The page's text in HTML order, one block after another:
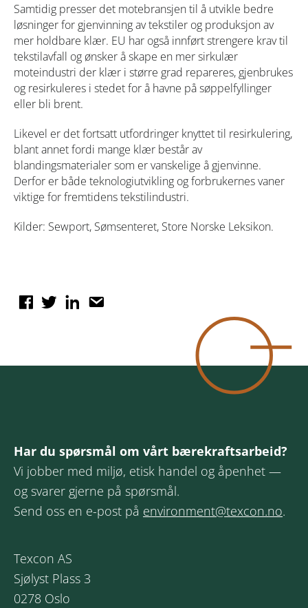
Samtidig presser det motebransjen til å utvikle bedre
løsninger for gjenvinning av tekstiler og produksjon av
mer holdbare klær. EU har også innført strengere krav til
tekstilavfall og ønsker å skape en mer sirkulær
moteindustri der klær i større grad repareres, gjenbrukes
og resirkuleres i stedet for å havne på søppelfyllinger
eller bli brent.
Likevel er det fortsatt utfordringer knyttet til resirkulering,
blant annet fordi mange klær består av
blandingsmaterialer som er vanskelige å gjenvinne.
Derfor er både teknologiutvikling og forbrukernes vaner
viktige for fremtidens tekstilindustri.
Kilder: Sewport, Sømsenteret, Store Norske Leksikon.
Har du spørsmål om vårt bærekraftsarbeid?
Vi jobber med miljø, etisk handel og åpenhet —
og svarer gjerne på spørsmål.
Send oss en e-post på environment@texcon.no.
Texcon AS
Sjølyst Plass 3
0278 Oslo